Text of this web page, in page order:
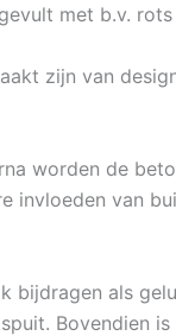
met b.v.
zijn van
worden de
invloeden van
als
Bovendien